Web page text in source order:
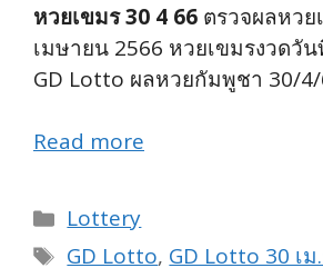
หวยเขมร 30 4 66 ตรวจผลหวย
เมษายน 2566 หวยเขมรงวดวัน
GD Lotto ผลหวยกัมพูชา 30/
Read more
Categories
Lottery
Tags
GD Lotto, GD Lotto 30 เม